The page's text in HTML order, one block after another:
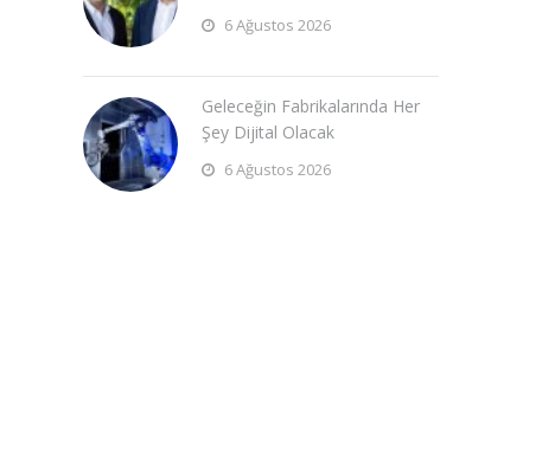
6 Ağustos 2026
Geleceğin Fabrikalarında Her
Şey Dijital Olacak
6 Ağustos 2026